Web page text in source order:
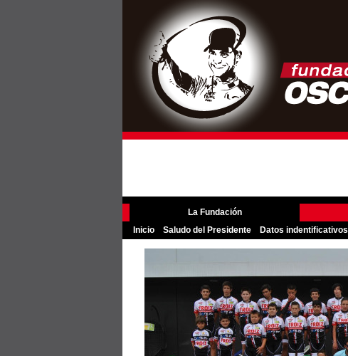
La Fundación
Inicio
Saludo del Presidente Datos indentificativos